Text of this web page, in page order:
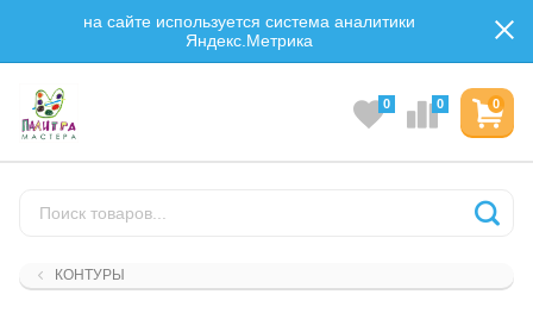
на сайте используется система аналитики
Яндекс.Метрика
0
0 0
КОНТУРЫ